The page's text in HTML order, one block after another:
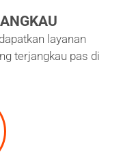
layanan
terjangkau pas di